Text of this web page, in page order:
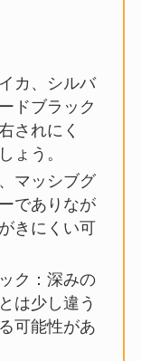
カ、シルバ
ドブラック
されにく
ょう。
マッシブグ
でありなが
きにくい可
ク：深みの
は少し違う
可能性があ